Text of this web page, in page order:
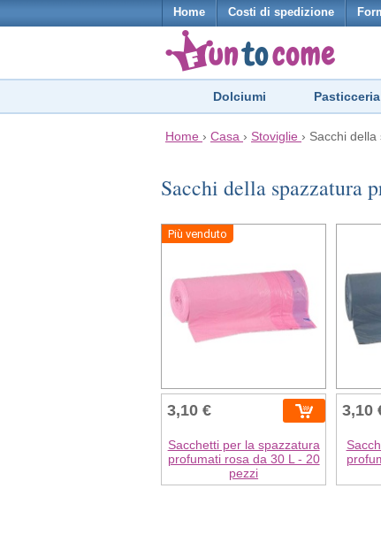
Home Costi di spedizione
Dolciumi Pasticceria
Home › Casa › Stoviglie › Sacchi della
Sacchi della spazzatura
Più venduto
3,10 €
Sacchetti per la spazzatura
profumati rosa da 30 L - 20
pezzi
3,10